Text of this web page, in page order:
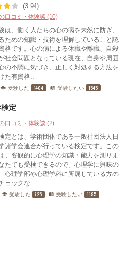
(3.94)
口コミ・体験談 (10)
は、働く人たちの心の病を未然に防ぎ、
ための知識・技術を理解していること認
格です。心の病による休職や離職、自殺
社会問題となっている現在、自身や周囲
の不調に気づき、正しく対処する方法を
た有資格...
school 受験した 1404 menu_book 受験したい 1545
定
口コミ・体験談 (2)
定とは、学術団体である一般社団法人日
諸学会連合が行っている検定です。この
、客観的に心理学の知識・能力を測りま
たでも受検できるので、心理学に興味の
心理学部や心理学科に所属している方の
ェックな...
school 受験した 725 menu_book 受験したい 1195